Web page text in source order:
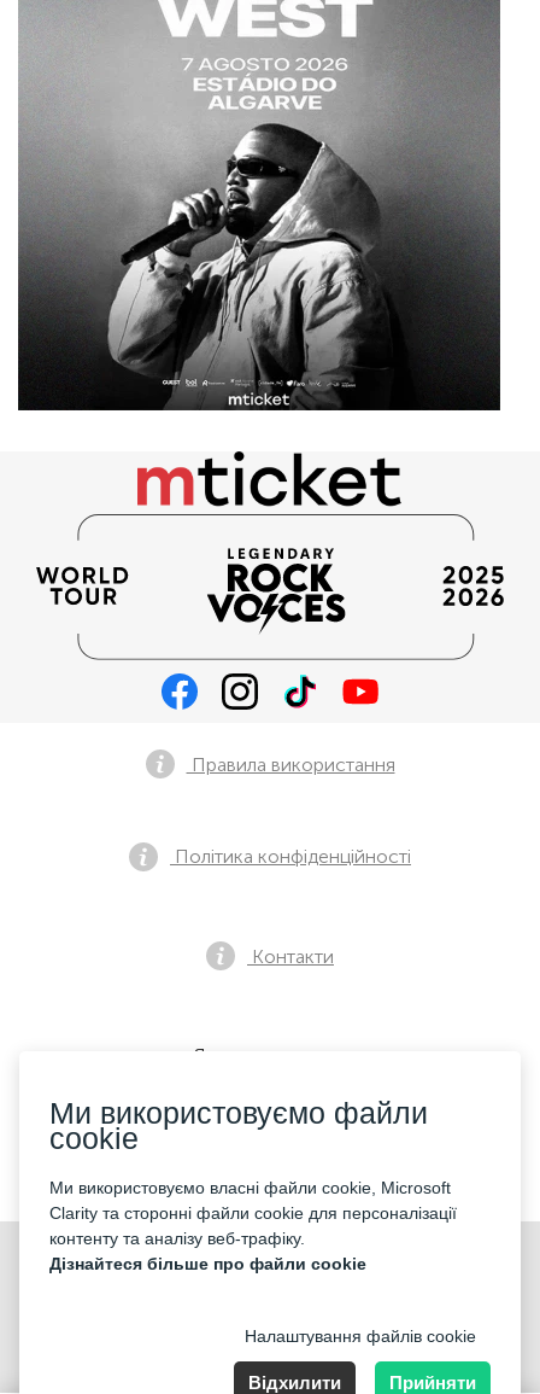
©2026 «Mticket Sp. z o.o.» Всі права захищені
Правила використання
Політика конфіденційності
Контакти
Як купити квиток
Ми використовуємо файли
cookie
Ми використовуємо власні файли cookie, Microsoft
Clarity та сторонні файли cookie для персоналізації
контенту та аналізу веб-трафіку.
Дізнайтеся більше про файли cookie
Налаштування файлів cookie
Відхилити Прийняти